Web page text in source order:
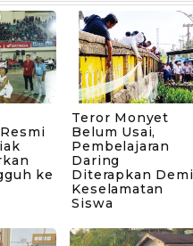
ke
Teror Monyet
Belum Usai,
Pembelajaran
Daring
Diterapkan Demi
Keselamatan
Siswa